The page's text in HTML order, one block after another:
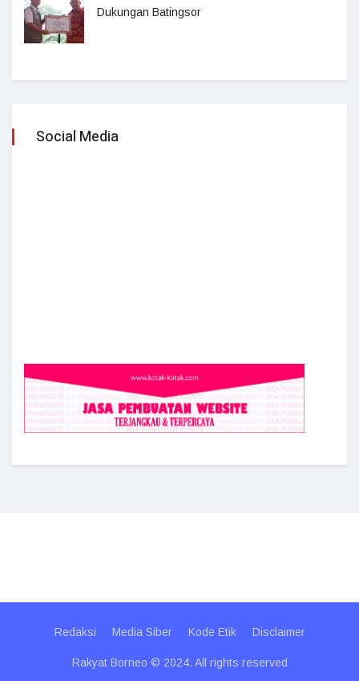
Dukungan Batingsor
Social Media
Redaksi Media Siber Kode Etik Disclaimer
Rakyat Borneo © 2024. All rights reserved